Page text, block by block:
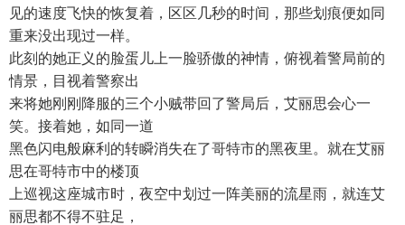
见的速度飞快的恢复着，区区几秒的时间，那些划痕便如同
重来没出现过一样。
此刻的她正义的脸蛋儿上一脸骄傲的神情，俯视着警局前的
情景，目视着警察出
来将她刚刚降服的三个小贼带回了警局后，艾丽思会心一
笑。接着她，如同一道
黑色闪电般麻利的转瞬消失在了哥特市的黑夜里。就在艾丽
思在哥特市中的楼顶
上巡视这座城市时，夜空中划过一阵美丽的流星雨，就连艾
丽思都不得不驻足，